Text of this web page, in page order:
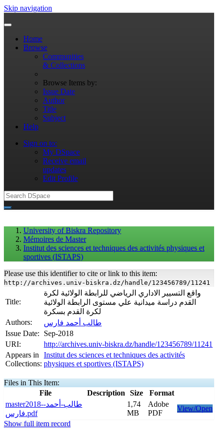
Skip navigation
Home
Browse
Communities
& Collections
Browse Items by:
Issue Date
Author
Title
Subject
Help
Sign on to:
My DSpace
Receive email
updates
Edit Profile
University of Biskra Repository
Mémoires de Master
Institut des sciences et techniques des activités physiques et
sportives (ISTAPS)
Please use this identifier to cite or link to this item:
http://archives.univ-biskra.dz/handle/123456789/11241
Title:
واقع التسيير الاداري الرياضي للرابطة الولائية لكرة
القدم دراسة ميدانية علي مستوى الرابطة الولائية
لكرة القدم بسكرة
Authors:
طالب أحمد فارس
Issue Date:
Sep-2018
URI:
http://archives.univ-biskra.dz/handle/123456789/11241
Appears in
Collections:
Institut des sciences et techniques des activités
physiques et sportives (ISTAPS)
Files in This Item:
File
Description Size
Format
master2018-طالب-أحمد-
فارس.pdf
1,74
MB
Adobe
PDF
View/Open
Show full item record